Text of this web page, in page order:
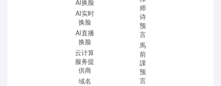
AI换脸
AI实时
换脸
AI直播
换脸
云计算
服务提
供商
域名
师
诗
预
言
馬
前
課
预
言